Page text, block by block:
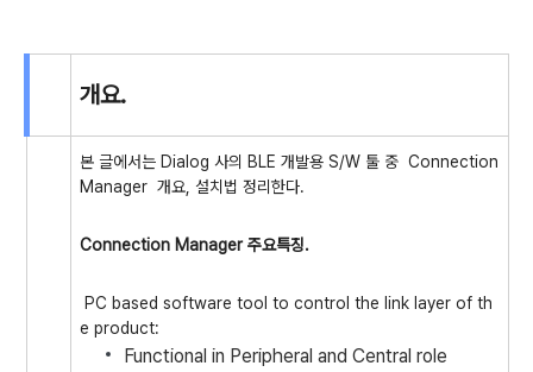
개요.
본 글에서는 Dialog 사의 BLE 개발용 S/W 툴 중 Connection
Manager 개요, 설치법 정리한다.
Connection Manager 주요특징.
PC based software tool to control the link layer of th
e product:
Functional in Peripheral and Central role